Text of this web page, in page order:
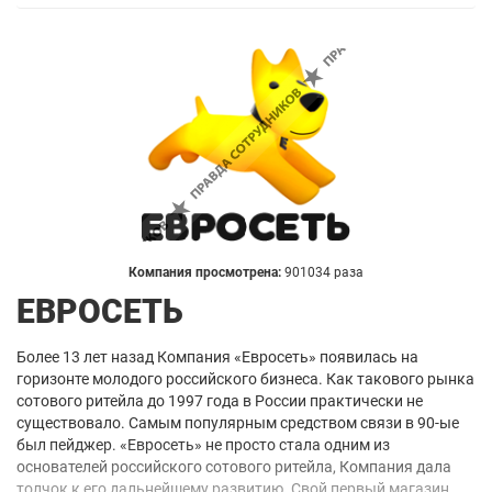
Компания просмотрена: 901034 раза
ЕВРОСЕТЬ
Более 13 лет назад Компания «Евросеть» появилась на
горизонте молодого российского бизнеса. Как такового рынка
сотового ритейла до 1997 года в России практически не
существовало. Самым популярным средством связи в 90-ые
был пейджер. «Евросеть» не просто стала одним из
основателей российского сотового ритейла, Компания дала